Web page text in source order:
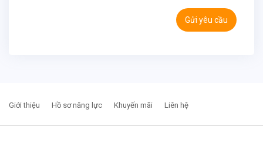
Gửi yêu cầu
Giới thiệu Hồ sơ năng lực Khuyến mãi Liên hệ